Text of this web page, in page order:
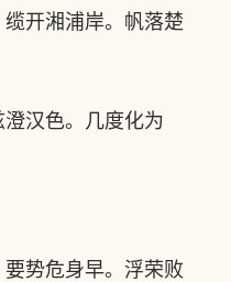
开湘浦岸。帆落楚
汉色。几度化为
势危身早。浮荣败